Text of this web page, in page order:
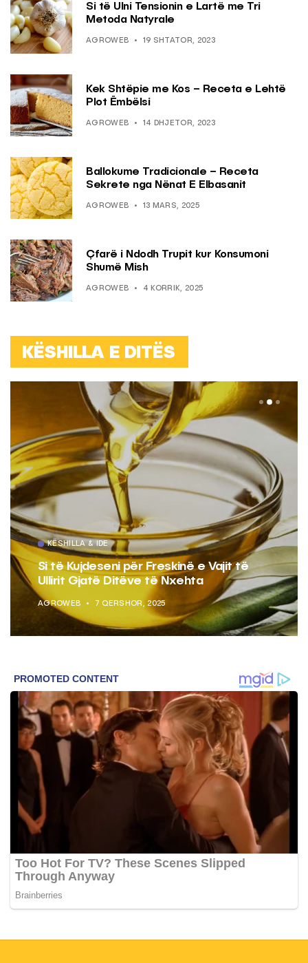
Si të Ulni Tensionin e Lartë me Tri
Metoda Natyrale
AGROWEB 19 SHTATOR, 2023
Kek Shtëpie me Kos – Receta e Lehtë
Plot Ëmbëlsi
AGROWEB 14 DHJETOR, 2023
Ballokume Tradicionale – Receta
Sekrete nga Nënat E Elbasanit
AGROWEB 13 MARS, 2025
Çfarë i Ndodh Trupit kur Konsumoni
Shumë Mish
AGROWEB 4 KORRIK, 2025
KËSHILLA E DITËS
KËSHILLA & IDE
Si të Kujdeseni për Freskinë e Vajit të
Ullirit Gjatë Ditëve të Nxehta
AGROWEB 7 QERSHOR, 2025